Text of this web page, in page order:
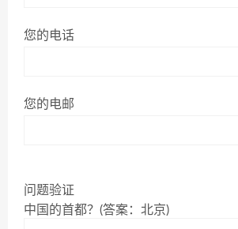
您的电话
您的电邮
问题验证
中国的首都？(答案：北京)